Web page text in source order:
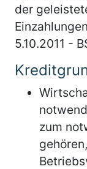
der
5.10.2011 -
zum